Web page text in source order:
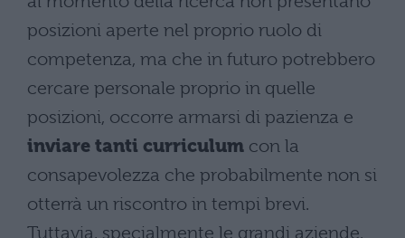
posizioni aperte nel proprio ruolo di
competenza, ma che in futuro potrebbero
cercare personale proprio in quelle
posizioni, occorre armarsi di pazienza e
inviare tanti curriculum con la
consapevolezza che probabilmente non si
otterrà un riscontro in tempi brevi.
Tuttavia, specialmente le grandi aziende,